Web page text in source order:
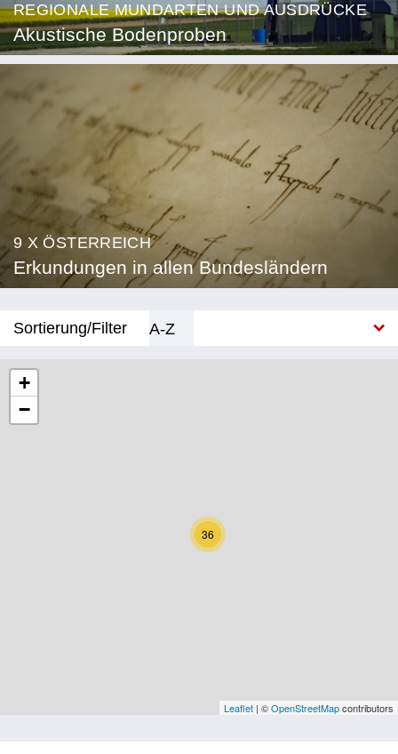
REGIONALE MUNDARTEN UND AUSDRÜCKE
Akustische Bodenproben
9 X ÖSTERREICH
Erkundungen in allen Bundesländern
Sortierung/Filter
A-Z
Niederösterreich
Oberösterreich
Vorarlberg
36
+
−
Leaflet | ©OpenStreetMapcontributors